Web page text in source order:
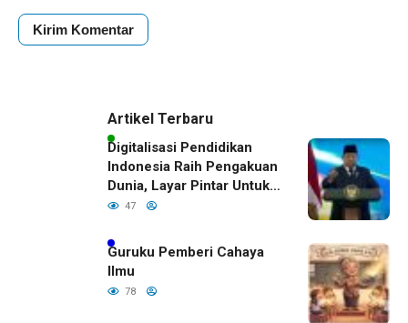
Artikel Terbaru
Digitalisasi Pendidikan
Indonesia Raih Pengakuan
Dunia, Layar Pintar Untuk
Semua Siswa
47
Guruku Pemberi Cahaya
Ilmu
78